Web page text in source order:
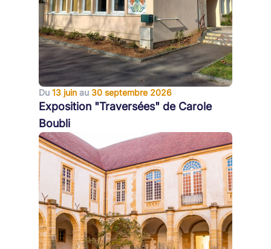
Du 13 juin au 30 septembre 2026
Exposition "Traversées" de Carole
Boubli